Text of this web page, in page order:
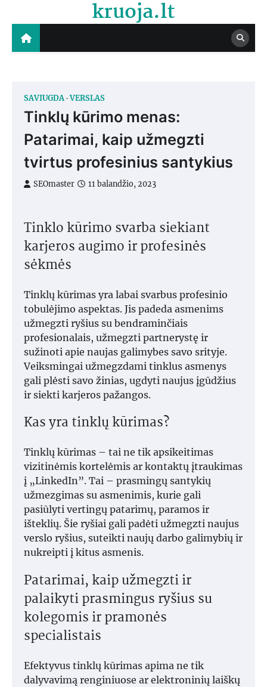
content
kruoja.lt
SAVIUGDA VERSLAS
Tinklų kūrimo menas:
Patarimai, kaip užmegzti
tvirtus profesinius santykius
SEOmaster 11 balandžio, 2023
Tinklo kūrimo svarba siekiant
karjeros augimo ir profesinės
sėkmės
Tinklų kūrimas yra labai svarbus profesinio
tobulėjimo aspektas. Jis padeda asmenims
užmegzti ryšius su bendraminčiais
profesionalais, užmegzti partnerystę ir
sužinoti apie naujas galimybes savo srityje.
Veiksmingai užmegzdami tinklus asmenys
gali plėsti savo žinias, ugdyti naujus įgūdžius
ir siekti karjeros pažangos.
Kas yra tinklų kūrimas?
Tinklų kūrimas – tai ne tik apsikeitimas
vizitinėmis kortelėmis ar kontaktų įtraukimas
į „LinkedIn”. Tai – prasmingų santykių
užmezgimas su asmenimis, kurie gali
pasiūlyti vertingų patarimų, paramos ir
išteklių. Šie ryšiai gali padėti užmegzti naujus
verslo ryšius, suteikti naujų darbo galimybių ir
nukreipti į kitus asmenis.
Patarimai, kaip užmegzti ir
palaikyti prasmingus ryšius su
kolegomis ir pramonės
specialistais
Efektyvus tinklų kūrimas apima ne tik
dalyvavimą renginiuose ar elektroninių laiškų